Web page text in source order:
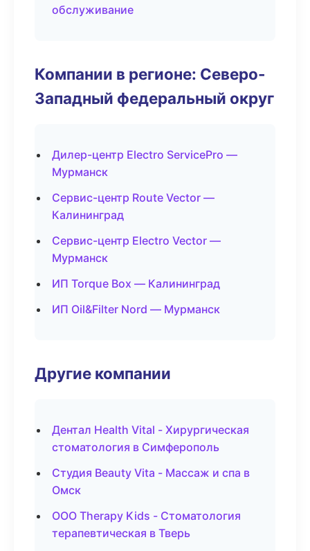
обслуживание
Компании в регионе: Северо-
Западный федеральный округ
Дилер-центр Electro ServicePro —
Мурманск
Сервис-центр Route Vector —
Калининград
Сервис-центр Electro Vector —
Мурманск
ИП Torque Box — Калининград
ИП Oil&Filter Nord — Мурманск
Другие компании
Дентал Health Vital - Хирургическая
стоматология в Симферополь
Студия Beauty Vita - Массаж и спа в
Омск
ООО Therapy Kids - Стоматология
терапевтическая в Тверь